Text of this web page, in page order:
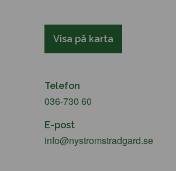
Visa på karta
Telefon
036-730 60
E-post
info@nystromstradgard.se